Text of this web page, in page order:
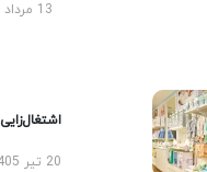
13 مرداد 1405
اشتغال‌زایی
20 تیر 1405